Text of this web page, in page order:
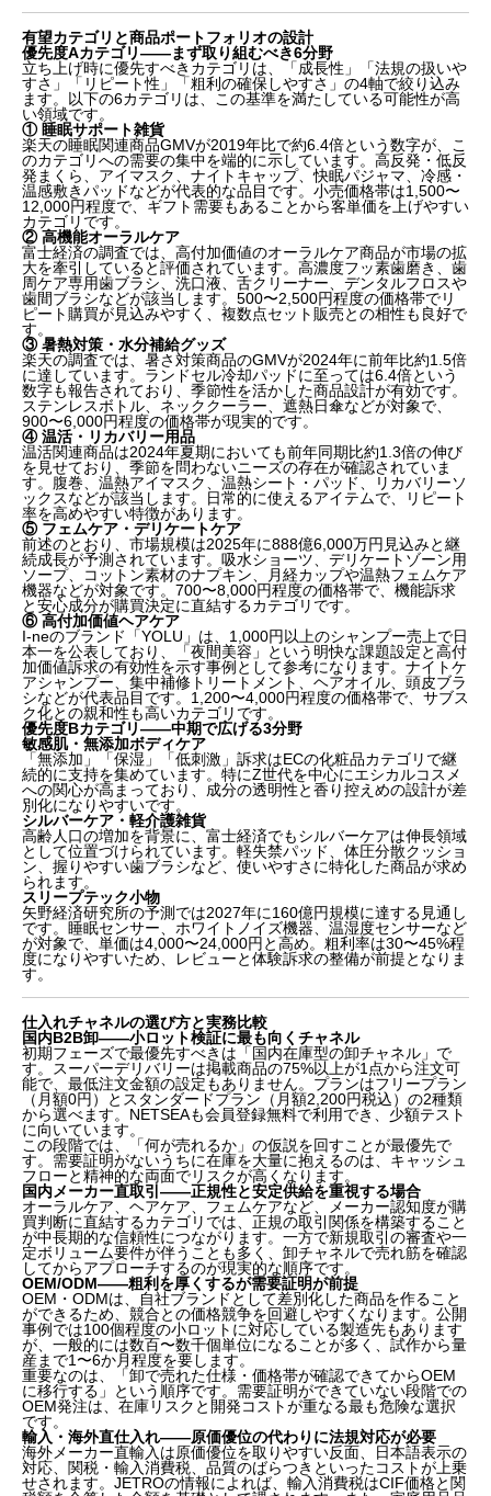
有望カテゴリと商品ポートフォリオの設計
優先度Aカテゴリ——まず取り組むべき6分野
立ち上げ時に優先すべきカテゴリは、「成長性」「法規の扱いや
すさ」「リピート性」「粗利の確保しやすさ」の4軸で絞り込み
ます。以下の6カテゴリは、この基準を満たしている可能性が高
い領域です。
① 睡眠サポート雑貨
楽天の睡眠関連商品GMVが2019年比で約6.4倍という数字が、こ
のカテゴリへの需要の集中を端的に示しています。高反発・低反
発まくら、アイマスク、ナイトキャップ、快眠パジャマ、冷感・
温感敷きパッドなどが代表的な品目です。小売価格帯は1,500〜
12,000円程度で、ギフト需要もあることから客単価を上げやすい
カテゴリです。
② 高機能オーラルケア
富士経済の調査では、高付加価値のオーラルケア商品が市場の拡
大を牽引していると評価されています。高濃度フッ素歯磨き、歯
周ケア専用歯ブラシ、洗口液、舌クリーナー、デンタルフロスや
歯間ブラシなどが該当します。500〜2,500円程度の価格帯でリ
ピート購買が見込みやすく、複数点セット販売との相性も良好で
す。
③ 暑熱対策・水分補給グッズ
楽天の調査では、暑さ対策商品のGMVが2024年に前年比約1.5倍
に達しています。ランドセル冷却パッドに至っては6.4倍という
数字も報告されており、季節性を活かした商品設計が有効です。
ステンレスボトル、ネッククーラー、遮熱日傘などが対象で、
900〜6,000円程度の価格帯が現実的です。
④ 温活・リカバリー用品
温活関連商品は2024年夏期においても前年同期比約1.3倍の伸び
を見せており、季節を問わないニーズの存在が確認されていま
す。腹巻、温熱アイマスク、温熱シート・パッド、リカバリーソ
ックスなどが該当します。日常的に使えるアイテムで、リピート
率を高めやすい特徴があります。
⑤ フェムケア・デリケートケア
前述のとおり、市場規模は2025年に888億6,000万円見込みと継
続成長が予測されています。吸水ショーツ、デリケートゾーン用
ソープ、コットン素材のナプキン、月経カップや温熱フェムケア
機器などが対象です。700〜8,000円程度の価格帯で、機能訴求
と安心成分が購買決定に直結するカテゴリです。
⑥ 高付加価値ヘアケア
I-neのブランド「YOLU」は、1,000円以上のシャンプー売上で日
本一を公表しており、「夜間美容」という明快な課題設定と高付
加価値訴求の有効性を示す事例として参考になります。ナイトケ
アシャンプー、集中補修トリートメント、ヘアオイル、頭皮ブラ
シなどが代表品目です。1,200〜4,000円程度の価格帯で、サブス
ク化との親和性も高いカテゴリです。
優先度Bカテゴリ——中期で広げる3分野
敏感肌・無添加ボディケア
「無添加」「保湿」「低刺激」訴求はECの化粧品カテゴリで継
続的に支持を集めています。特にZ世代を中心にエシカルコスメ
への関心が高まっており、成分の透明性と香り控えめの設計が差
別化になりやすいです。
シルバーケア・軽介護雑貨
高齢人口の増加を背景に、富士経済でもシルバーケアは伸長領域
として位置づけられています。軽失禁パッド、体圧分散クッショ
ン、握りやすい歯ブラシなど、使いやすさに特化した商品が求め
られます。
スリープテック小物
矢野経済研究所の予測では2027年に160億円規模に達する見通し
です。睡眠センサー、ホワイトノイズ機器、温湿度センサーなど
が対象で、単価は4,000〜24,000円と高め。粗利率は30〜45%程
度になりやすいため、レビューと体験訴求の整備が前提となりま
す。
仕入れチャネルの選び方と実務比較
国内B2B卸——小ロット検証に最も向くチャネル
初期フェーズで最優先すべきは「国内在庫型の卸チャネル」で
す。スーパーデリバリーは掲載商品の75%以上が1点から注文可
能で、最低注文金額の設定もありません。プランはフリープラン
（月額0円）とスタンダードプラン（月額2,200円税込）の2種類
から選べます。NETSEAも会員登録無料で利用でき、少額テスト
に向いています。
この段階では、「何が売れるか」の仮説を回すことが最優先で
す。需要証明がないうちに在庫を大量に抱えるのは、キャッシュ
フローと精神的な両面でリスクが高くなります。
国内メーカー直取引——正規性と安定供給を重視する場合
オーラルケア、ヘアケア、フェムケアなど、メーカー認知度が購
買判断に直結するカテゴリでは、正規の取引関係を構築すること
が中長期的な信頼性につながります。一方で新規取引の審査や一
定ボリューム要件が伴うことも多く、卸チャネルで売れ筋を確認
してからアプローチするのが現実的な順序です。
OEM/ODM——粗利を厚くするが需要証明が前提
OEM・ODMは、自社ブランドとして差別化した商品を作ること
ができるため、競合との価格競争を回避しやすくなります。公開
事例では100個程度の小ロットに対応している製造先もあります
が、一般的には数百〜数千個単位になることが多く、試作から量
産まで1〜6か月程度を要します。
重要なのは、「卸で売れた仕様・価格帯が確認できてからOEM
に移行する」という順序です。需要証明ができていない段階での
OEM発注は、在庫リスクと開発コストが重なる最も危険な選択
です。
輸入・海外直仕入れ——原価優位の代わりに法規対応が必要
海外メーカー直輸入は原価優位を取りやすい反面、日本語表示の
対応、関税・輸入消費税、品質のばらつきといったコストが上乗
せされます。JETROの情報によれば、輸入消費税はCIF価格と関